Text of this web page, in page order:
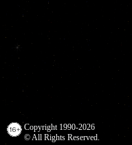
Copyright 1990-2026
© All Rights Reserved.